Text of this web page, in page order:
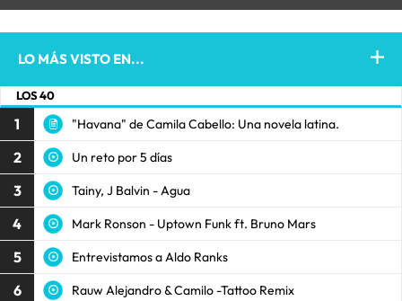
LO MÁS VISTO EN...
LOS 40
1 "Havana" de Camila Cabello: Una novela latina.
2 Un reto por 5 días
3 Tainy, J Balvin - Agua
4 Mark Ronson - Uptown Funk ft. Bruno Mars
5 Entrevistamos a Aldo Ranks
6 Rauw Alejandro & Camilo -Tattoo Remix